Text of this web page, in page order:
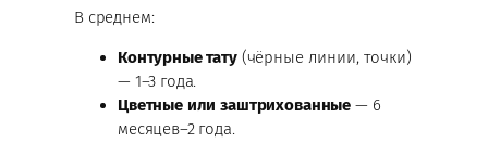
В среднем:
Контурные тату(чёрные линии, точки)
— 1–3 года.
Цветные или заштрихованные — 6
месяцев–2 года.